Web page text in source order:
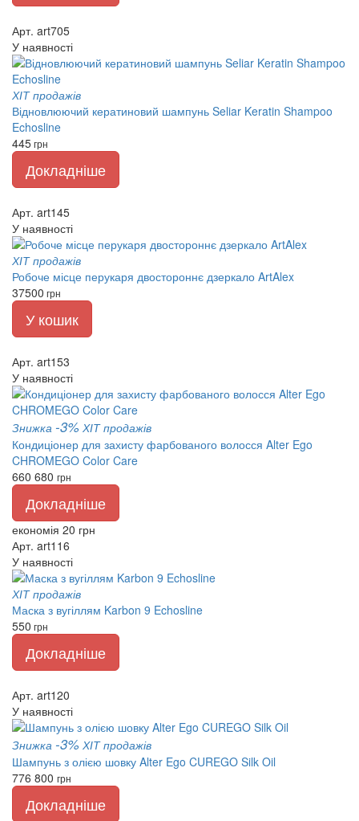
Арт. art705
У наявності
ХІТ продажів
Відновлюючий кератиновий шампунь Seliar Keratin Shampoo
Echosline
445грн
Докладніше
Арт. art145
У наявності
ХІТ продажів
Робоче місце перукаря двостороннє дзеркало ArtAlex
37500 грн
У кошик
Арт. art153
У наявності
Знижка -3% ХІТ продажів
Кондиціонер для захисту фарбованого волосся Alter Ego
CHROMEGO Color Care
660 680 грн
Докладніше
економія 20 грн
Арт. art116
У наявності
ХІТ продажів
Маска з вугіллям Karbon 9 Echosline
550 грн
Докладніше
Арт. art120
У наявності
Знижка -3% ХІТ продажів
Шампунь з олією шовку Alter Ego CUREGO Silk Oil
776 800 грн
Докладніше